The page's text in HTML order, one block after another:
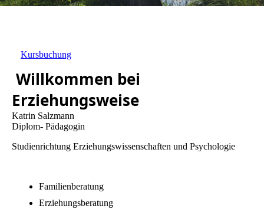
Kursbuchung
Willkommen bei
Erziehungsweise
Katrin Salzmann
Diplom- Pädagogin
Studienrichtung Erziehungswissenschaften und Psychologie
Familienberatung
Erziehungsberatung